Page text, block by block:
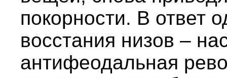
покорности. В ответ
восстания низов –
антифеодальная